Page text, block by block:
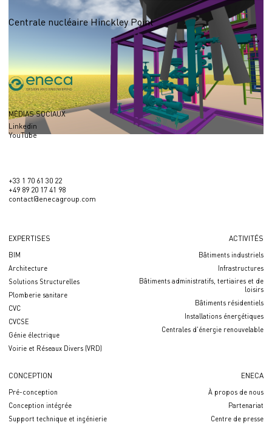
Industrie alimentaire
Centrale nucléaire Hinckley Point
MÉDIAS SOCIAUX
Linkedin
YouTube
+33 1 70 61 30 22
+49 89 20 17 41 98
contact@enecagroup.com
EXPERTISES
BIM
Architecture
Solutions Structurelles
Plomberie sanitare
CVC
CVCSE
Génie électrique
Voirie et Réseaux Divers (VRD)
ACTIVITÉS
Bâtiments industriels
Infrastructures
Bâtiments administratifs, tertiaires et de
loisirs
Bâtiments résidentiels
Installations énergétiques
Centrales d'énergie renouvelable
CONCEPTION
Pré-conception
Conception intégrée
Support technique et ingénierie
ENECA
À propos de nous
Partenariat
Centre de presse